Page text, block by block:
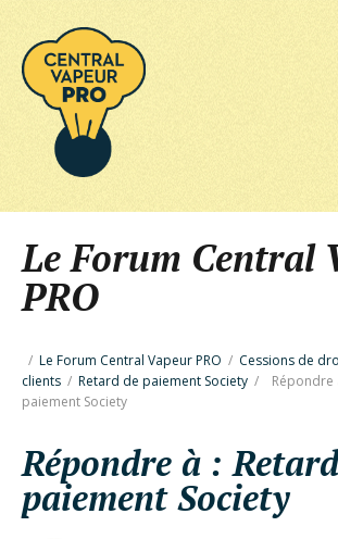
Le Forum Central
PRO
/ Le Forum Central Vapeur PRO / Cessions de
clients / Retard de paiement Society /
Répondre
paiement Society
Répondre à :
paiement Society